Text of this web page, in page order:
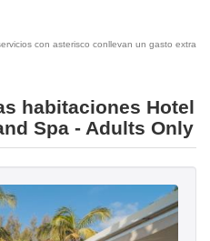
con asterisco conllevan un gasto extra
habitaciones Hotel
Spa - Adults Only